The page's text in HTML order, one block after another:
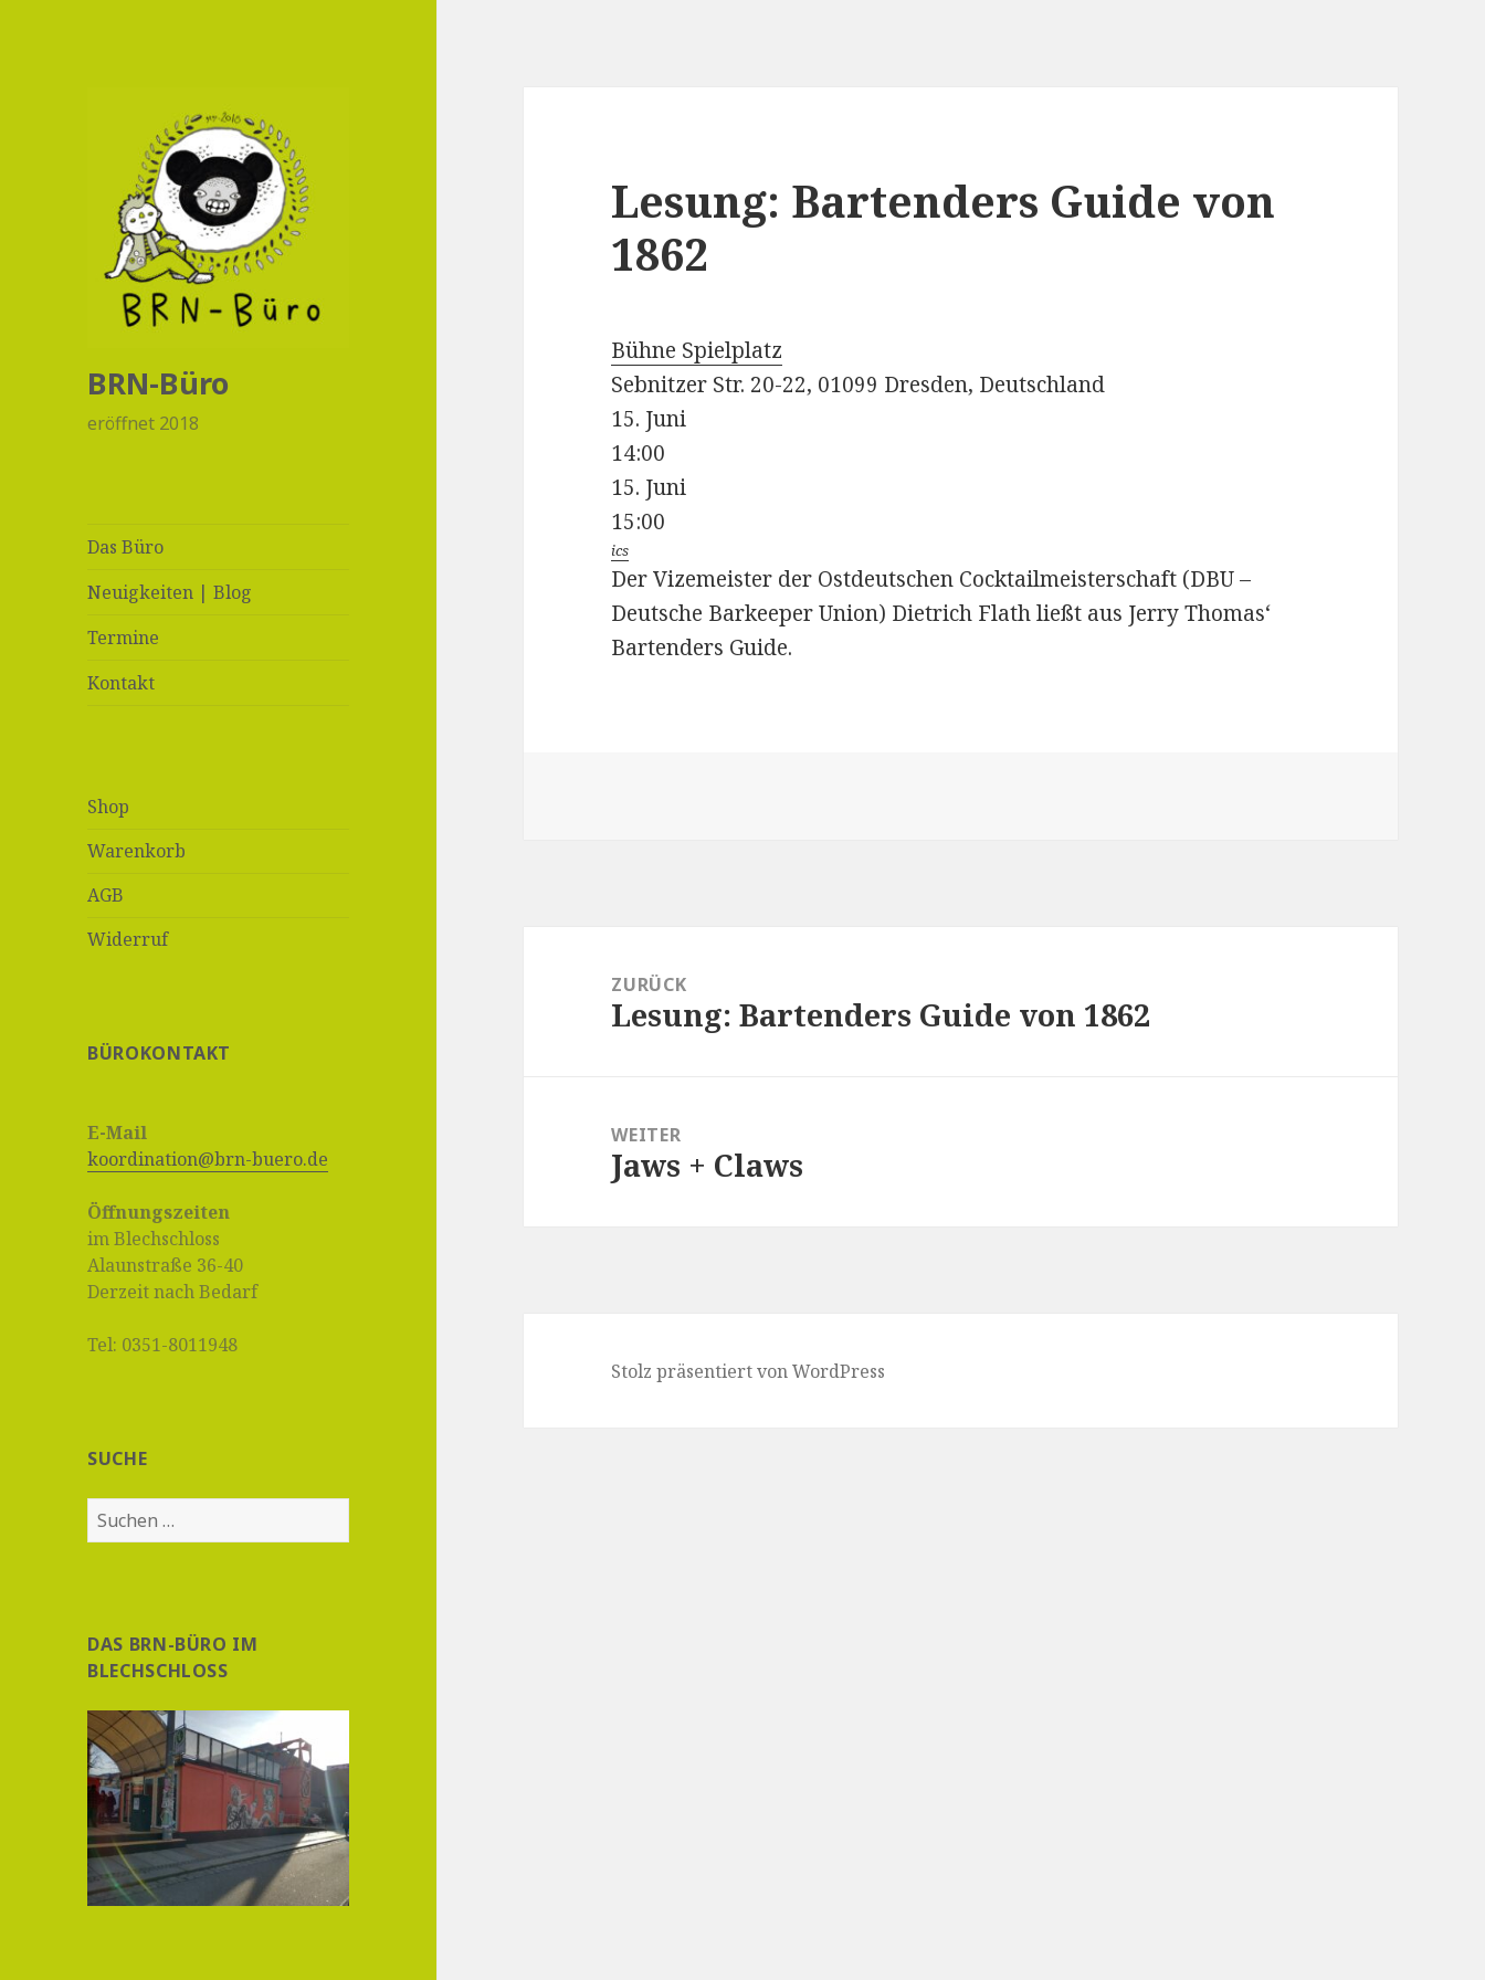
BRN-Büro
eröffnet 2018
Das Büro
Neuigkeiten | Blog
Termine
Kontakt
Shop
Warenkorb
AGB
Widerruf
BÜROKONTAKT
E-Mail
koordination@brn-buero.de
Öffnungszeiten
im Blechschloss
Alaunstraße 36-40
Derzeit nach Bedarf
Tel: 0351-8011948
SUCHE
Suchen
nach:
DAS BRN-BÜRO IM
BLECHSCHLOSS
Lesung: Bartenders Guide von
1862
Bühne Spielplatz
Sebnitzer Str. 20-22, 01099 Dresden, Deutschland
15. Juni
14:00
15. Juni
15:00
ics
Der Vizemeister der Ostdeutschen Cocktailmeisterschaft (DBU –
Deutsche Barkeeper Union) Dietrich Flath ließt aus Jerry Thomas‘
Bartenders Guide.
ZURÜCK
Vorheriger
Lesung: Bartenders Guide von 1862
WEITER
Nächster
Jaws + Claws
Stolz präsentiert von WordPress